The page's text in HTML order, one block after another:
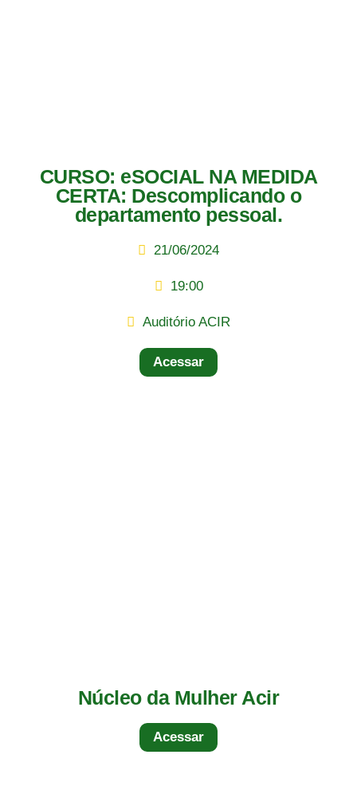
CURSO: eSOCIAL NA MEDIDA
CERTA: Descomplicando o
departamento pessoal.
21/06/2024
19:00
Auditório ACIR
Acessar
Núcleo da Mulher Acir
Acessar